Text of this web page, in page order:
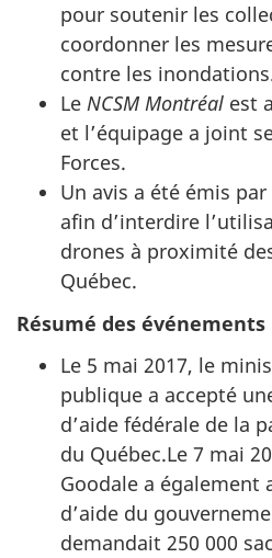
pour soutenir les
coordonner les
contre les
Le NCSM Montréal est
et l’équipage a joint
Forces.
Un avis a été émis
afin d’interdire
drones à proximité
Québec.
Résumé des événements
Le 5 mai 2017, le
publique a accepté
d’aide fédérale de la
du Québec.Le 7 mai
Goodale a également
d’aide du
demandait 250 000